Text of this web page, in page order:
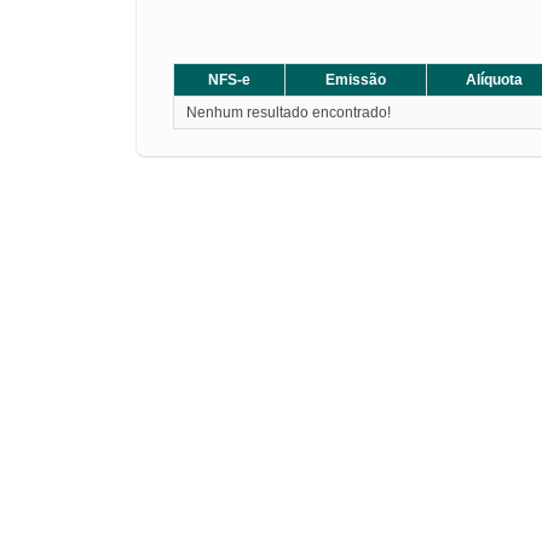
NFS-e Emissão Alíquota
Nenhum resultado encontrado!